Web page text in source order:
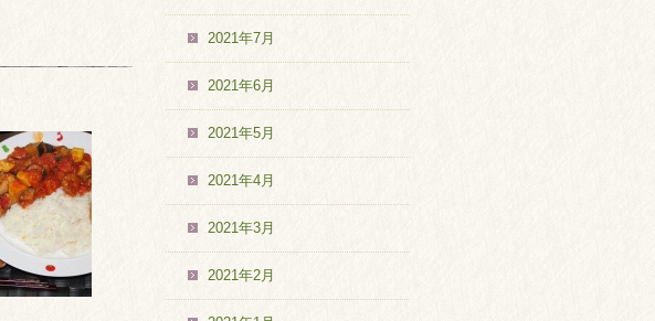
2021年7月
2021年6月
2021年5月
2021年4月
2021年3月
2021年2月